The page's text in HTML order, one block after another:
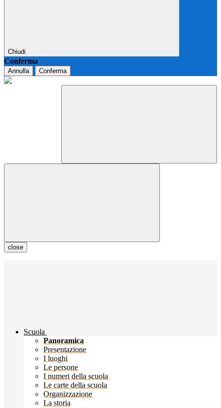
Chiudi
Conferma
Annulla Conferma
close
Scuola
Panoramica
Presentazione
I luoghi
Le persone
I numeri della scuola
Le carte della scuola
Organizzazione
La storia